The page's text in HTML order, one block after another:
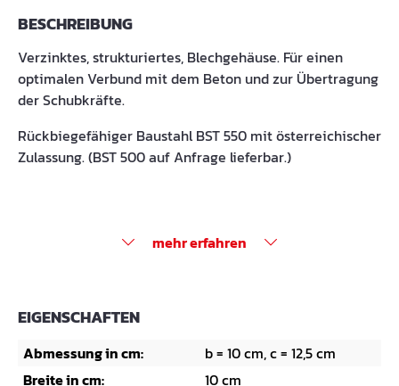
BESCHREIBUNG
Verzinktes, strukturiertes, Blechgehäuse. Für einen
optimalen Verbund mit dem Beton und zur Übertragung
der Schubkräfte.
Rückbiegefähiger Baustahl BST 550 mit österreichischer
Zulassung. (BST 500 auf Anfrage lieferbar.)
mehr erfahren
EIGENSCHAFTEN
Abmessung in cm:
b = 10 cm, c = 12,5 cm
Breite in cm:
10 cm